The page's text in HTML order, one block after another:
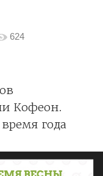
624
Кофеон.
года